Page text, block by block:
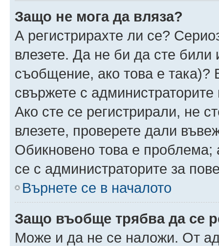
Защо не мога да вляза?
А регистрирахте ли се?
влезете. Да не би да сте
съобщение, ако това е така)?
свържете с
Ако сте се регистрирали, не
влезете, проверете дали
Обикновено това е проблема;
се с администраторите за
Върнете се в началото
Защо въобще трябва да се
Може и да не се наложи. От